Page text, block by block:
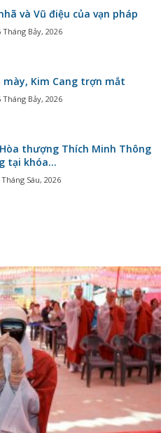
và Vũ điệu của vạn pháp
Tháng Bảy, 2026
Kim Cang trợn mắt
Tháng Bảy, 2026
thượng Thích Minh Thông
tại khóa...
Tháng Sáu, 2026